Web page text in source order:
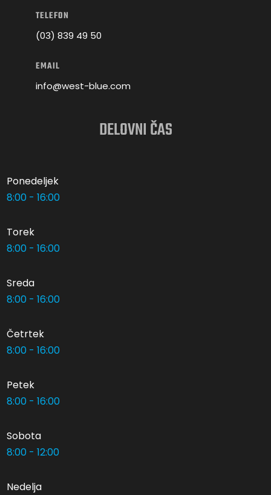
TELEFON
(03) 839 49 50
EMAIL
info@west-blue.com
DELOVNI ČAS
Ponedeljek
8:00 - 16:00
Torek
8:00 - 16:00
Sreda
8:00 - 16:00
Četrtek
8:00 - 16:00
Petek
8:00 - 16:00
Sobota
8:00 - 12:00
Nedelja